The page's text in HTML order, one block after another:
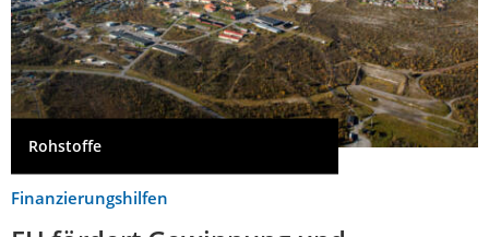
Rohstoffe
Finanzierungshilfen